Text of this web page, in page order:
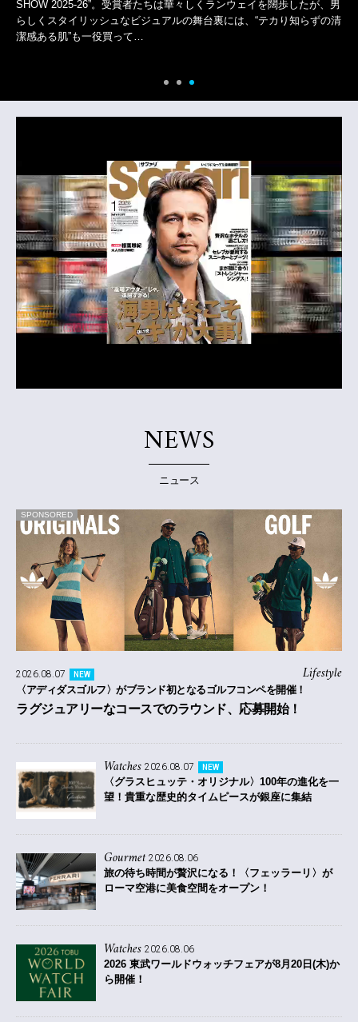
SHOW 2025-26”。受賞者たちは華々しくランウェイを闊歩したが、男
らしくスタイリッシュなビジュアルの舞台裏には、“テカり知らずの清
潔感ある肌”も一役買って…
NEWS
ニュース
SPONSORED
Lifestyle
2026.08.07 NEW
〈アディダスゴルフ〉がブランド初となるゴルフコンペを開催！
ラグジュアリーなコースでのラウンド、応募開始！
Watches 2026.08.07 NEW
〈グラスヒュッテ・オリジナル〉100年の進化を一
望！貴重な歴史的タイムピースが銀座に集結
Gourmet 2026.08.06
旅の待ち時間が贅沢になる！〈フェッラーリ〉が
ローマ空港に美食空間をオープン！
Watches 2026.08.06
2026 東武ワールドウォッチフェアが8月20日(木)か
ら開催！